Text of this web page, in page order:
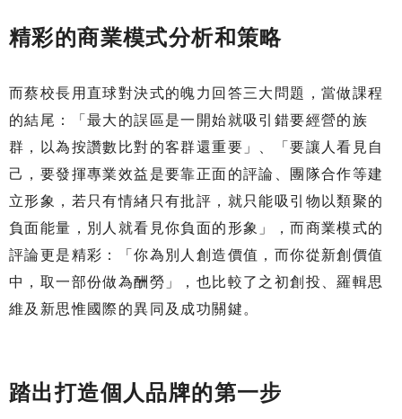
精彩的商業模式分析和策略
而蔡校長用直球對決式的魄力回答三大問題，當做課程
的結尾：「最大的誤區是一開始就吸引錯要經營的族
群，以為按讚數比對的客群還重要」、「要讓人看見自
己，要發揮專業效益是要靠正面的評論、團隊合作等建
立形象，若只有情緖只有批評，就只能吸引物以類聚的
負面能量，別人就看見你負面的形象」，而商業模式的
評論更是精彩：「你為別人創造價值，而你從新創價值
中，取一部份做為酬勞」，也比較了之初創投、羅輯思
維及新思惟國際的異同及成功關鍵。
踏出打造個人品牌的第一步